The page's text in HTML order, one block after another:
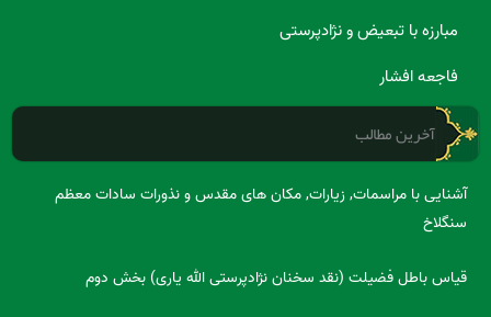
مبارزه با تبعیض و نژادپرستی
فاجعه افشار
آخرین مطالب
آشنایی با مراسمات, زیارات, مکان های مقدس و نذورات سادات معظم
سنگلاخ
قیاس باطل فضیلت (نقد سخنان نژادپرستی الله یاری) بخش دوم